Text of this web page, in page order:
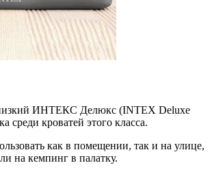
ИНТЕКС Делюкс (INTEX Deluxe
среди кроватей этого класса.
как в помещении, так и на улице,
на кемпинг в палатку.